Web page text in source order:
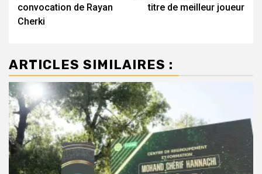
convocation de Rayan
Cherki
titre de meilleur joueur
ARTICLES SIMILAIRES :